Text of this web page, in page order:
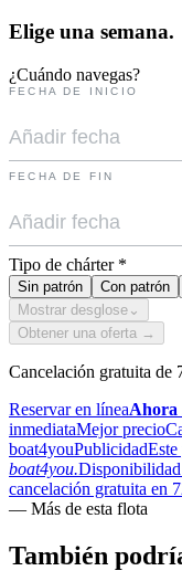
Elige una semana.
¿Cuándo navegas?
FECHA DE INICIO
FECHA DE FIN
Tipo de chárter *
Sin patrón Con patrón
Mostrar desglose ⌄
Obtener una oferta →
Cancelación gratuita de
Reservar en líneaAhora
inmediataMejor precio
boat4youPublicidadEste
boat4you.Disponibilidad
cancelación gratuita en
— Más de esta flota
También